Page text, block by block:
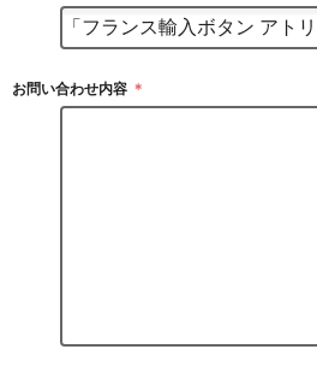
お問い合わせ内容 ＊